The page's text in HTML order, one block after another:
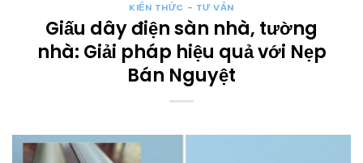
KIẾN THỨC - TƯ VẤN
Giấu dây điện sàn nhà, tường
nhà: Giải pháp hiệu quả với Nẹp
Bán Nguyệt